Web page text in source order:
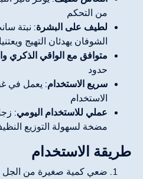
من التحكم
لطيف على البشرة: نبتة
الشوفان يهدئان التهيج
متوافق مع الواقي الذكري
حدود
سريع الاستخدام
الاستخدام
عملي للاستخدام اليومي
مضخة لسهولة التوزيع
طريقة الاستخدام
ضعي كمية صغيرة من الجل